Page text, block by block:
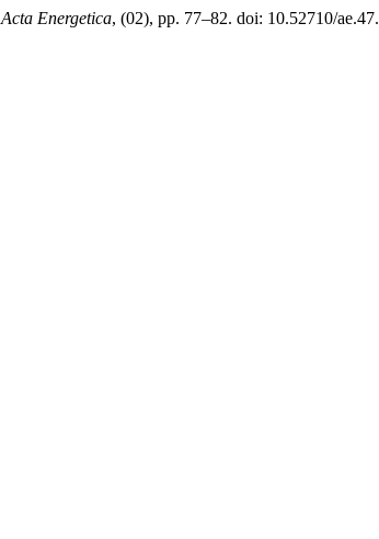
Acta Energetica, (02), pp. 77–82. doi: 10.52710/ae.47.